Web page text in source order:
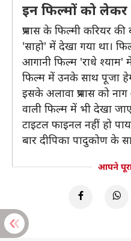
इन फिल्मों को लेकर
प्रभास के फिल्मी करियर
'साहो' में देखा गया था।
आगानी फिल्म 'राधे
फिल्म में उनके साथ पूजा
इसके अलावा प्रभास को
वाली फिल्म में भी देखा
टाइटल फाइनल नहीं हो
बार दीपिका पादुकोण के
आपने